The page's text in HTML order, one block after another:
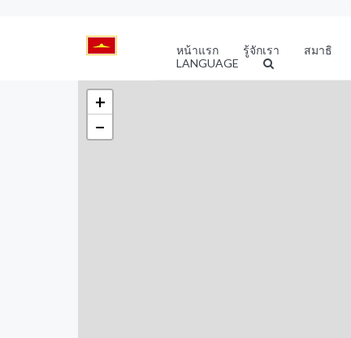
หน้าแรก รู้จักเรา สมาธิ
LANGUAGE
+
−